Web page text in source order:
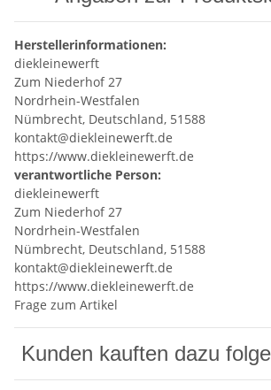
Herstellerinformationen:
diekleinewerft
Zum Niederhof 27
Nordrhein-Westfalen
Nümbrecht, Deutschland, 51588
kontakt@diekleinewerft.de
https://www.diekleinewerft.de
verantwortliche Person:
diekleinewerft
Zum Niederhof 27
Nordrhein-Westfalen
Nümbrecht, Deutschland, 51588
kontakt@diekleinewerft.de
https://www.diekleinewerft.de
Frage zum Artikel
Kunden kauften dazu